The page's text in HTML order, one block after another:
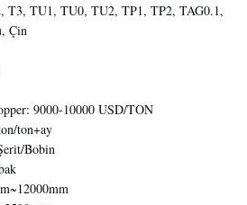
T3, TU1, TU0, TU2, TP1, TP2, TAG0.1,
Çin
9000-10000 USD/TON
ton+ay
Bobin